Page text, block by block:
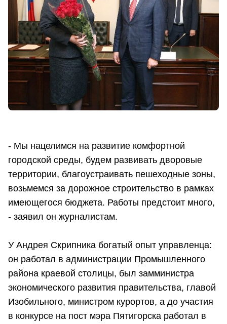
- Мы нацелимся на развитие комфортной
городской среды, будем развивать дворовые
территории, благоустраивать пешеходные зоны,
возьмемся за дорожное строительство в рамках
имеющегося бюджета. Работы предстоит много,
- заявил он журналистам.
У Андрея Скрипника богатый опыт управленца:
он работал в администрации Промышленного
района краевой столицы, был замминистра
экономического развития правительства, главой
Изобильного, министром курортов, а до участия
в конкурсе на пост мэра Пятигорска работал в